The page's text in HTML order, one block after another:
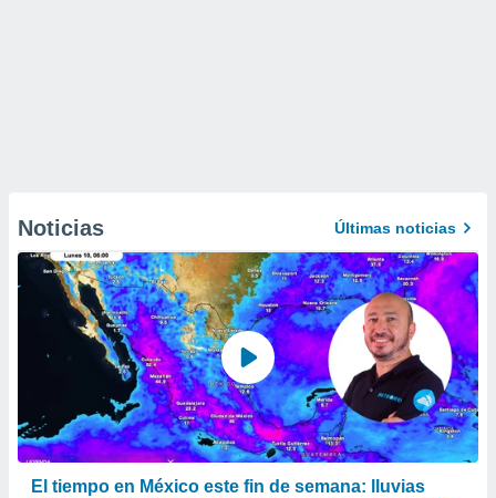
Noticias Últimas noticias
El tiempo en México este fin de semana: lluvias